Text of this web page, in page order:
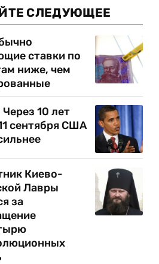
СЛЕДУЮЩЕЕ
ставки по
ниже, чем
10 лет
сентября США
Киево-
Лавры
за